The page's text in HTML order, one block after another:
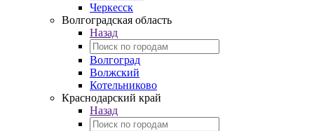
Черкесск
Волгоградская область
Назад
Волгоград
Волжский
Котельниково
Краснодарский край
Назад